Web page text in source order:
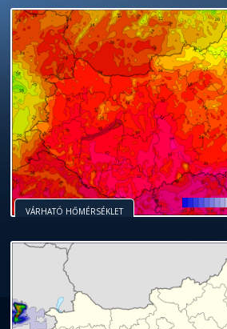
VÁRHATÓ HŐMÉRSÉKLET